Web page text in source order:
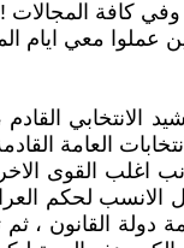
الانتخابي
العامة
اغلب القوى
الانسب لحكم
دولة القانون